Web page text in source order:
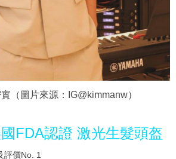
（圖片來源：IG@kimmanw）
FDA認證 激光生髮頭盔
評價No. 1